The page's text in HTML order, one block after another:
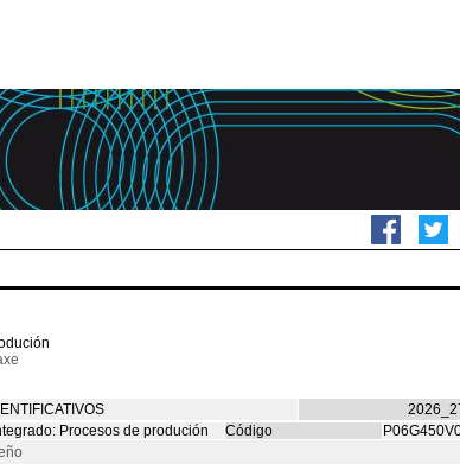
Procesos de produción Código